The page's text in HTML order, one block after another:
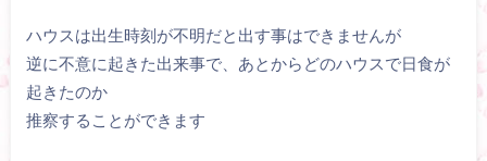
ハウスは出生時刻が不明だと出す事はできませんが
逆に不意に起きた出来事で、あとからどのハウスで日食が
起きたのか
推察することができます